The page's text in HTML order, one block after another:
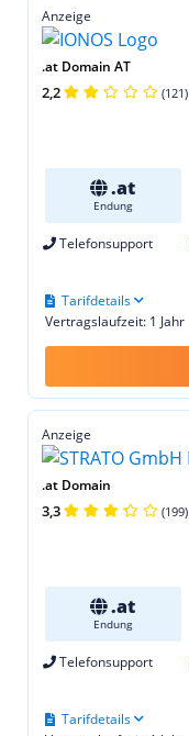
Anzeige
.at Domain AT
2,2 (121)
.at
Endung
Telefonsupport
Vertragslaufzeit: 1 Jahr
Tarifdetails
Anzeige
.at Domain
3,3 (199)
.at
Endung
Telefonsupport
Tarifdetails